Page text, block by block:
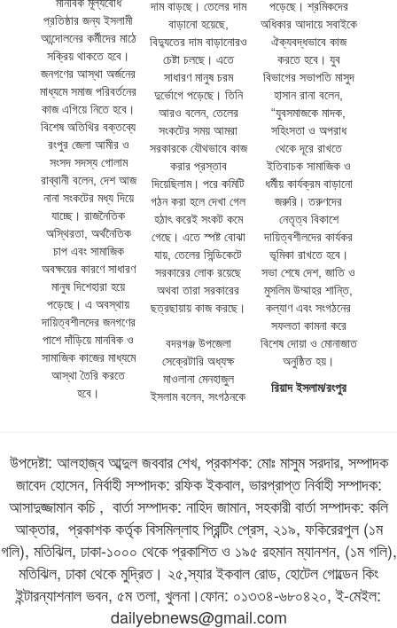
মানবিক মূল্যবোধ
প্রতিষ্ঠার জন্য ইসলামী
আন্দোলনের কর্মীদের মাঠে
সক্রিয় থাকতে হবে।
জনগণের আস্থা অর্জনের
মাধ্যমে সমাজ পরিবর্তনের
কাজ এগিয়ে নিতে হবে।
বিশেষ অতিথির বক্তব্যে
রংপুর জেলা আমীর ও
সংসদ সদস্য গোলাম
রাব্বানী বলেন, দেশ আজ
নানা সংকটের মধ্য দিয়ে
যাচ্ছে। রাজনৈতিক
অস্থিরতা, অর্থনৈতিক
চাপ এবং সামাজিক
অবক্ষয়ের কারণে সাধারণ
মানুষ দিশেহারা হয়ে
পড়েছে। এ অবস্থায়
দায়িত্বশীলদের জনগণের
পাশে দাঁড়িয়ে মানবিক ও
সামাজিক কাজের মাধ্যমে
আস্থা তৈরি করতে
হবে।
দাম বাড়ছে। তেলের দাম
বাড়ানো হয়েছে,
বিদ্যুতের দাম বাড়ানোরও
চেষ্টা চলছে। এতে
সাধারণ মানুষ চরম
দুর্ভোগে পড়েছে। তিনি
আরও বলেন, তেলের
সংকটের সময় আমরা
সরকারকে যৌথভাবে কাজ
করার প্রস্তাব
দিয়েছিলাম। পরে কমিটি
গঠন করা হলে দেখা গেল
হঠাৎ করেই সংকট কমে
গেছে। এতে স্পষ্ট বোঝা
যায়, তেলের সিন্ডিকেটে
সরকারের লোক রয়েছে
অথবা তারা সরকারের
ছত্রছায়ায় কাজ করছে।
‎বদরগঞ্জ উপজেলা
সেক্রেটারি অধ্যক্ষ
মাওলানা মেনহাজুল
ইসলাম বলেন, সংগঠনকে
পড়েছে। শ্রমিকদের
অধিকার আদায়ে সবাইকে
ঐক্যবদ্ধভাবে কাজ
করতে হবে। যুব
বিভাগের সভাপতি মাসুদ
হাসান রানা বলেন,
“যুবসমাজকে মাদক,
সহিংসতা ও অপরাধ
থেকে দূরে রাখতে
ইতিবাচক সামাজিক ও
ধর্মীয় কার্যক্রম বাড়ানো
জরুরি। তরুণদের
নেতৃত্ব বিকাশে
দায়িত্বশীলদের কার্যকর
ভূমিকা রাখতে হবে।
সভা শেষে দেশ, জাতি ও
মুসলিম উম্মাহর শান্তি,
কল্যাণ এবং সংগঠনের
সফলতা কামনা করে
বিশেষ দোয়া ও মোনাজাত
অনুষ্ঠিত হয়।
রিয়াদ ইসলাম/রংপুর
উপদেষ্টা: আলহাজ্ব আব্দুল জববার শেখ, প্রকাশক: মোঃ মাসুম সরদার, সম্পাদক
জাবেদ হোসেন, নির্বাহী সম্পাদক: রফিক ইকবাল, ভারপ্রাপ্ত নির্বাহী সম্পাদক:
আসাদুজ্জামান কচি , বার্তা সম্পাদক: নাহিদ জামান, সহকারী বার্তা সম্পাদক: কলি
আক্তার, প্রকাশক কর্তৃক বিসমিল্লাহ প্রিন্টিং প্রেস, ২১৯, ফকিরেরপুল (১ম
গলি), মতিঝিল, ঢাকা-১০০০ থেকে প্রকাশিত ও ১৯৫ রহমান ম্যানশন, (১ম গলি),
মতিঝিল, ঢাকা থেকে মুদ্রিত। ২৫,স্যার ইকবাল রোড, হোটেল গোল্ডেন কিং
ইন্টারন্যাশনাল ভবন, ৫ম তলা, খুলনা।ফোন: ০১৩৩৪-৬৮০৪২০, ই-মেইল:
dailyebnews@gmail.com